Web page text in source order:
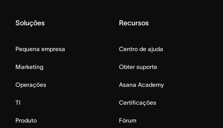
Soluções
Pequena empresa
Marketing
Operações
TI
Produto
Recursos
Centro de ajuda
Obter suporte
Asana Academy
Certificações
Fórum